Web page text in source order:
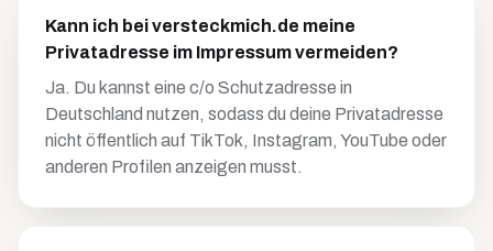
Kann ich bei versteckmich.de meine
Privatadresse im Impressum vermeiden?
Ja. Du kannst eine c/o Schutzadresse in
Deutschland nutzen, sodass du deine Privatadresse
nicht öffentlich auf TikTok, Instagram, YouTube oder
anderen Profilen anzeigen musst.